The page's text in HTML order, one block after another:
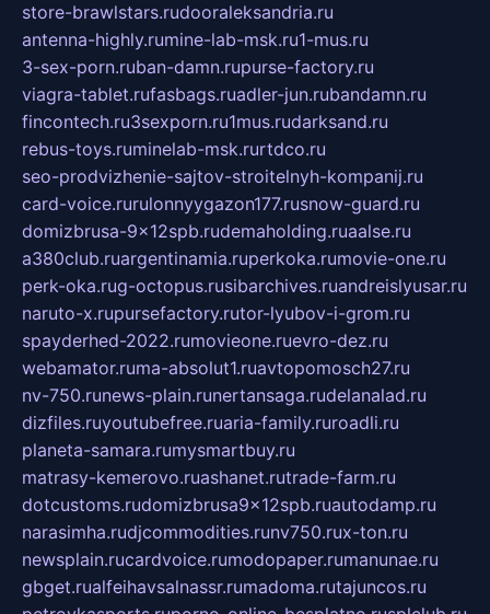
store-brawlstars.rudooraleksandria.ru
antenna-highly.rumine-lab-msk.ru1-mus.ru
3-sex-porn.ruban-damn.rupurse-factory.ru
viagra-tablet.rufasbags.ruadler-jun.rubandamn.ru
fincontech.ru3sexporn.ru1mus.rudarksand.ru
rebus-toys.ruminelab-msk.rurtdco.ru
seo-prodvizhenie-sajtov-stroitelnyh-kompanij.ru
card-voice.rurulonnyygazon177.rusnow-guard.ru
domizbrusa-9x12spb.rudemaholding.ruaalse.ru
a380club.ruargentinamia.ruperkoka.rumovie-one.ru
perk-oka.rug-octopus.rusibarchives.ruandreislyusar.ru
naruto-x.rupursefactory.rutor-lyubov-i-grom.ru
spayderhed-2022.rumovieone.ruevro-dez.ru
webamator.ruma-absolut1.ruavtopomosch27.ru
nv-750.runews-plain.runertansaga.rudelanalad.ru
dizfiles.ruyoutubefree.ruaria-family.ruroadli.ru
planeta-samara.rumysmartbuy.ru
matrasy-kemerovo.ruashanet.rutrade-farm.ru
dotcustoms.rudomizbrusa9x12spb.ruautodamp.ru
narasimha.rudjcommodities.runv750.rux-ton.ru
newsplain.rucardvoice.rumodopaper.rumanunae.ru
gbget.rualfeihavsalnassr.rumadoma.rutajuncos.ru